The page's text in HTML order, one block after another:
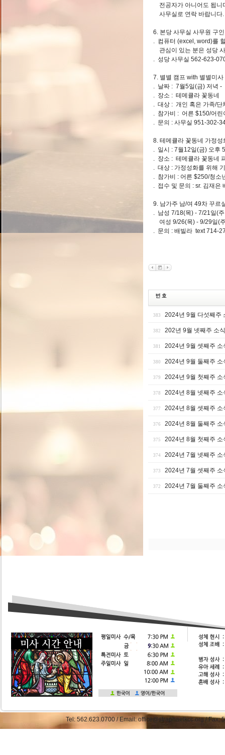
전공자가 아니어도 됩니
사무실로 연락 바랍니
6. 본당 사무실 사무원 구인
. 컴퓨터 (excel, word)를
관심이 있는 분은 성당
. 성당 사무실 562-623-
7. 별별 캠프 with 별별미사
. 날짜 : 7월5일(금) 저녁 -
. 장소 : 테메큘라 꽃동
. 대상 : 개인 혹은 가족/단
. 참가비 : 어른 $150/어린
. 문의 : 사무실 951-302-
8. 테메큘라 꽃동네 가정
. 일시 : 7월12일(금) 오후
. 장소 : 테메큘라 꽃동네
. 대상 : 가정성화를 위해
. 참가비 : 어른 $250/청소
. 접수 및 문의 : sr. 김재은
9. 남가주 남/여 49차 꾸르
. 남성 7/18(목) - 7/21일(
여성 9/26(목) - 9/29일(
. 문의 : 배빌라 text 714-
383 2024년 9월 다섯째주
382 202년 9월 넷째주 소식
381 2024년 9월 셋째주 소
380 2024년 9월 둘째주 소
379 2024년 9월 첫째주 소
378 2024년 8월 넷째주 소
377 2024년 8월 셋째주 소
376 2024년 8월 둘째주 소
375 2024년 8월 첫째주 소
374 2024년 7월 넷째주 소
373 2024년 7월 셋째주 소
372 2024년 7월 둘째주 소
Tel: 562.623.0700 / Email: office@straphaelkcc.org /